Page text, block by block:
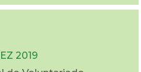
2019